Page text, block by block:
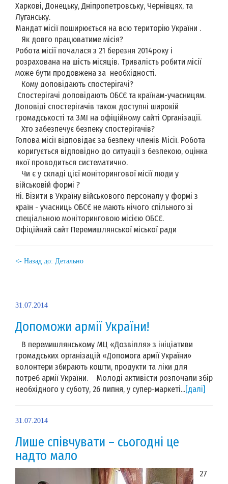
Харкові, Донецьку, Дніпропетровську, Чернівцях, та
Луганську.
Мандат місії поширюється на всю територію України .
Як довго працюватиме місія?
Робота місії почалася з 21 березня 2014року і
розрахована на шість місяців. Тривалість робити місії
може бути продовжена за необхідності.
Кому доповідають спостерігачі?
Спостерігачі доповідають ОБСЄ та країнам-учасницям.
Доповіді спостерігачів також доступні широкій
громадськості та ЗМІ на офіційному сайті Організації.
Хто забезпечує безпеку спостерігачів?
Голова місії відповідає за безпеку членів Місії. Робота
коригується відповідно до ситуації з безпекою, оцінка
якої проводиться систематично.
Чи є у складі цієї моніторингової місії люди у
військовій формі ?
Ні. Візити в Україну військового персоналу у формі з
країн - учасниць ОБСЄ не мають нічого спільного зі
спеціальною моніторинговою місією ОБСЄ.
Офіційний сайт Перемишлянської міської ради
<- Назад до: Детально
31.07.2014
Допоможи армії України!
В перемишлянському МЦ «Дозвілля» з ініціативи
громадських організацій «Допомога армії України»
волонтери збирають кошти, продукти та ліки для
потреб армії України. Молоді активісти розпочали збір
необхідного у суботу, 26 липня, у супер-маркеті...[далі]
31.07.2014
Лише співчувати – сьогодні це
надто мало
27